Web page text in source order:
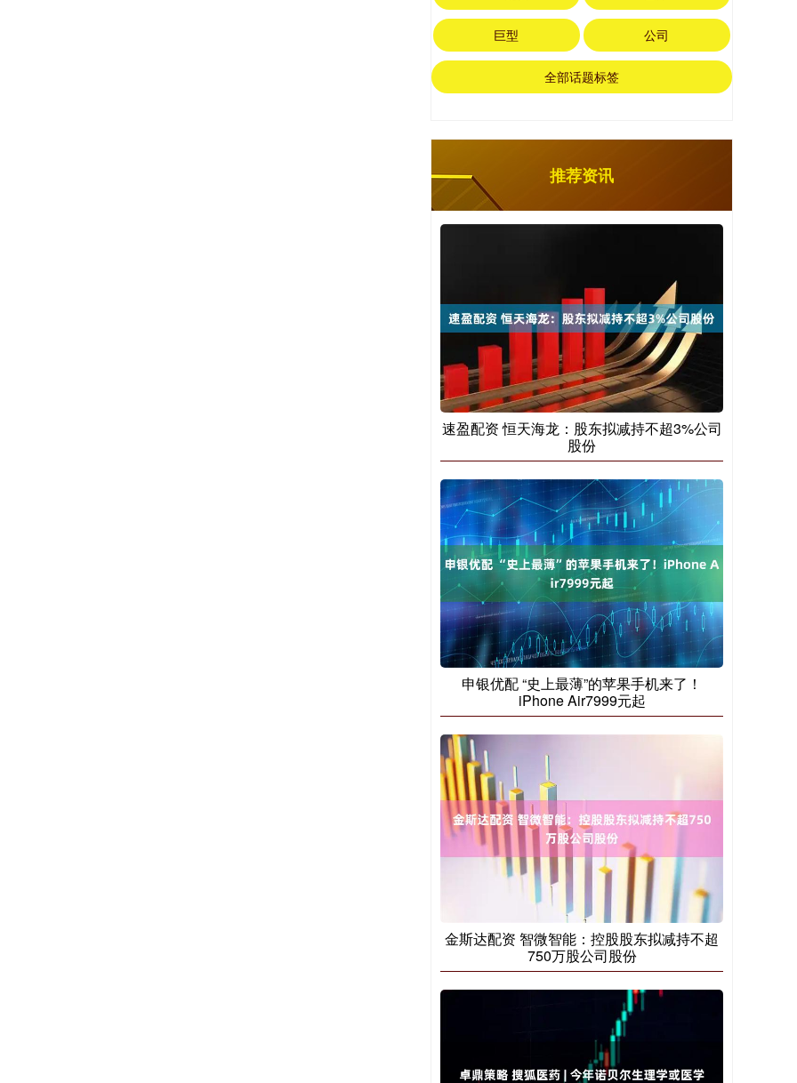
巨型 公司
全部话题标签
推荐资讯
速盈配资 恒天海龙：股东拟减持不超3%公司
股份
申银优配 “史上最薄”的苹果手机来了！
iPhone Air7999元起
金斯达配资 智微智能：控股股东拟减持不超
750万股公司股份